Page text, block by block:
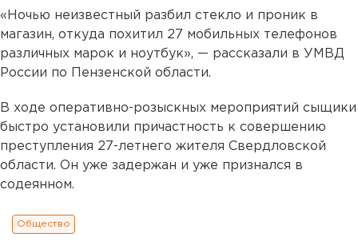
«Ночью неизвестный разбил стекло и проник в
магазин, откуда похитил 27 мобильных телефонов
различных марок и ноутбук», — рассказали в УМВД
России по Пензенской области.
В ходе оперативно-розыскных мероприятий сыщики
быстро установили причастность к совершению
преступления 27-летнего жителя Свердловской
области. Он уже задержан и уже признался в
содеянном.
Общество